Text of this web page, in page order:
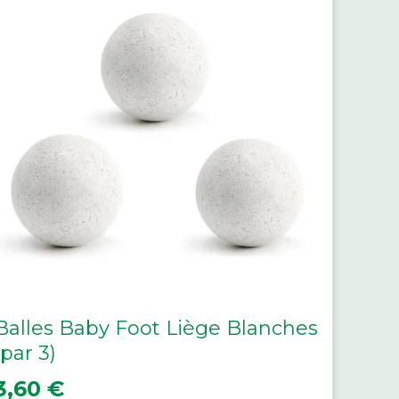
Baby Foot Liège Blanches
3)
€